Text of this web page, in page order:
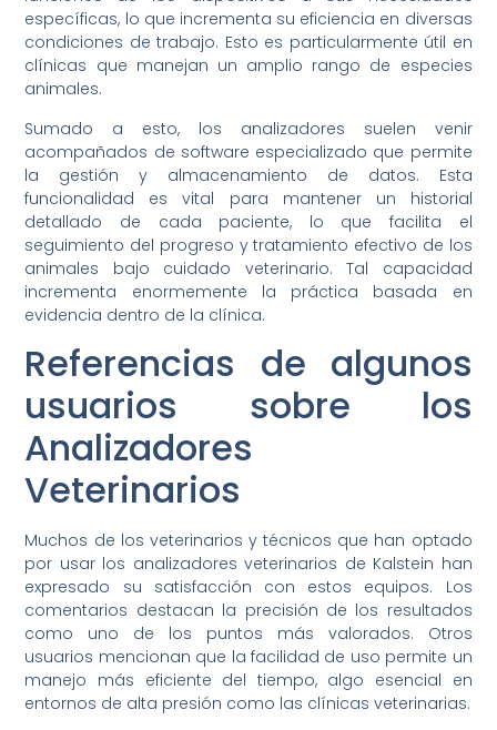
específicas, lo que incrementa su eficiencia en diversas
condiciones de trabajo. Esto es particularmente útil en
clínicas que manejan un amplio rango de especies
animales.
Sumado a esto, los analizadores suelen venir
acompañados de software especializado que permite
la gestión y almacenamiento de datos. Esta
funcionalidad es vital para mantener un historial
detallado de cada paciente, lo que facilita el
seguimiento del progreso y tratamiento efectivo de los
animales bajo cuidado veterinario. Tal capacidad
incrementa enormemente la práctica basada en
evidencia dentro de la clínica.
Referencias de algunos
usuarios sobre los
Analizadores
Veterinarios
Muchos de los veterinarios y técnicos que han optado
por usar los analizadores veterinarios de Kalstein han
expresado su satisfacción con estos equipos. Los
comentarios destacan la precisión de los resultados
como uno de los puntos más valorados. Otros
usuarios mencionan que la facilidad de uso permite un
manejo más eficiente del tiempo, algo esencial en
entornos de alta presión como las clínicas veterinarias.